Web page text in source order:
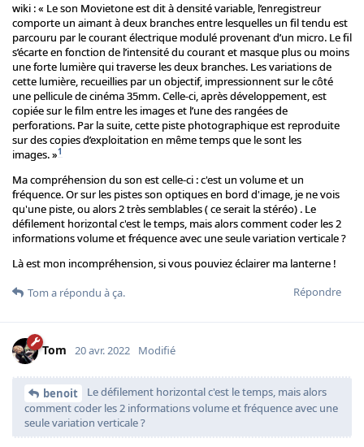
wiki : « Le son Movietone est dit à densité variable, l’enregistreur
comporte un aimant à deux branches entre lesquelles un fil tendu est
parcouru par le courant électrique modulé provenant d’un micro. Le fil
s’écarte en fonction de l’intensité du courant et masque plus ou moins
une forte lumière qui traverse les deux branches. Les variations de
cette lumière, recueillies par un objectif, impressionnent sur le côté
une pellicule de cinéma 35mm. Celle-ci, après développement, est
copiée sur le film entre les images et l’une des rangées de
perforations. Par la suite, cette piste photographique est reproduite
sur des copies d’exploitation en même temps que le sont les
images. »1
Ma compréhension du son est celle-ci : c'est un volume et un
fréquence. Or sur les pistes son optiques en bord d'image, je ne vois
qu'une piste, ou alors 2 très semblables ( ce serait la stéréo) . Le
défilement horizontal c'est le temps, mais alors comment coder les 2
informations volume et fréquence avec une seule variation verticale ?
Là est mon incompréhension, si vous pouviez éclairer ma lanterne !
Répondre
Tom a répondu à ça.
Tom 20 avr. 2022 Modifié
benoit
Le défilement horizontal c'est le temps, mais alors
comment coder les 2 informations volume et fréquence avec une
seule variation verticale ?